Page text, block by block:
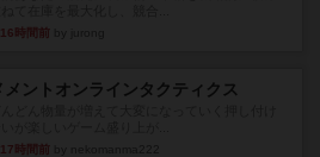
時間前
メントオンラインタクティクス
時間前